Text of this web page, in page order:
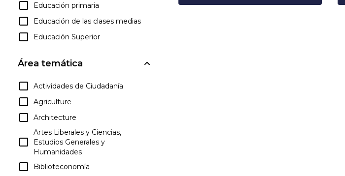
Educación primaria
Educación de las clases medias
Educación Superior
Área temática
Actividades de Ciudadanía
Agriculture
Architecture
Artes Liberales y Ciencias,
Estudios Generales y
Humanidades
Biblioteconomía